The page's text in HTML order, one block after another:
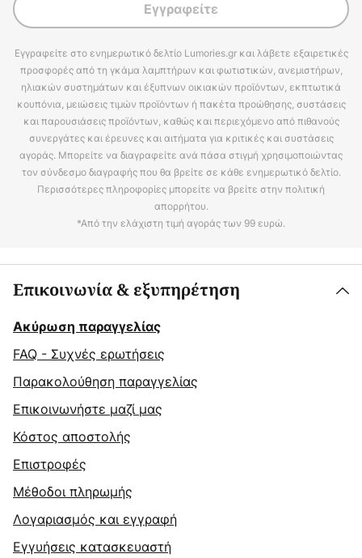
Εγγραφείτε
Εγγραφείτε στο ενημερωτικό δελτίο Lumories.gr και λάβετε εξαιρετικές
προσφορές από τη γκάμα λαμπτήρων και φωτιστικών, ανεμιστήρων,
ηλιακών συστημάτων και έξυπνων οικιακών προϊόντων, εκπτωτικά
κουπόνια, μειώσεις τιμών προϊόντων ή πακέτα προώθησης, συστάσεις
και παρουσιάσεις προϊόντων, καθώς και περιεχόμενο από πιθανούς
συνεργάτες και έρευνες και αιτήματα για κριτικές και συστάσεις
αγοράς. Μπορείτε να διαγραφείτε ανά πάσα στιγμή χρησιμοποιώντας
τον σύνδεσμο διαγραφής που θα βρείτε σε κάθε ενημερωτικό δελτίο.
Περισσότερες πληροφορίες μπορείτε να βρείτε στην πολιτική
απορρήτου.
*Από την ελάχιστη τιμή αγοράς των 99 ευρώ.
Επικοινωνία & εξυπηρέτηση
Ακύρωση παραγγελίας
FAQ - Συχνές ερωτήσεις
Παρακολούθηση παραγγελίας
Επικοινωνήστε μαζί μας
Κόστος αποστολής
Επιστροφές
Μέθοδοι πληρωμής
Λογαριασμός και εγγραφή
Εγγυήσεις κατασκευαστή